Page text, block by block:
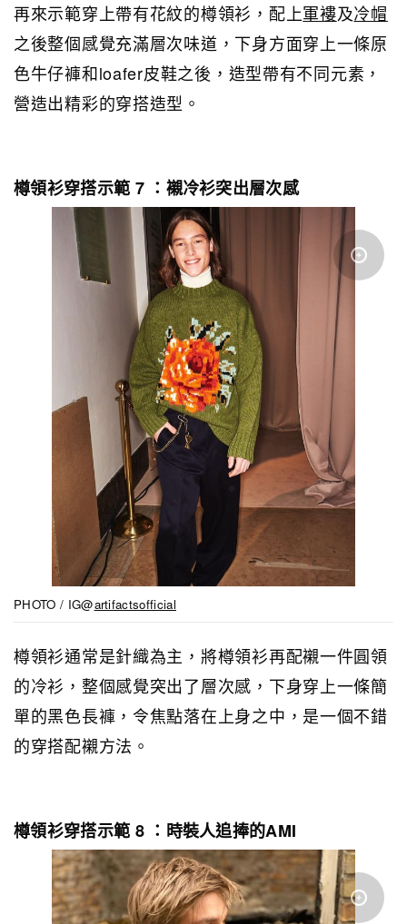
再來示範穿上帶有花紋的樽領衫，配上軍褸及冷帽
之後整個感覺充滿層次味道，下身方面穿上一條原
色牛仔褲和loafer皮鞋之後，造型帶有不同元素，
營造出精彩的穿搭造型。
樽領衫穿搭示範 7 ：襯冷衫突出層次感
PHOTO / IG@artifactsofficial
樽領衫通常是針織為主，將樽領衫再配襯一件圓領
的冷衫，整個感覺突出了層次感，下身穿上一條簡
單的黑色長褲，令焦點落在上身之中，是一個不錯
的穿搭配襯方法。
樽領衫穿搭示範 8 ：時裝人追捧的AMI